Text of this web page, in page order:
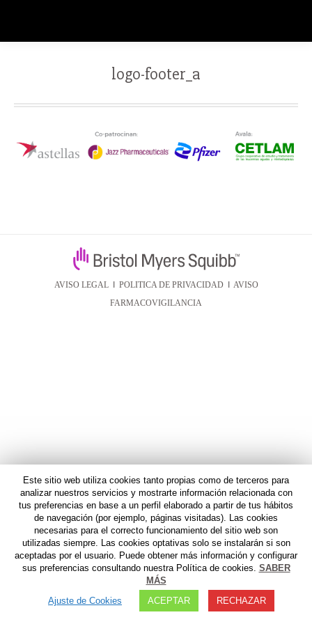
logo-footer_a
AVISO LEGAL POLITICA DE PRIVACIDAD
AVISO
FARMACOVIGILANCIA
Este sitio web utiliza cookies tanto propias como de terceros para
analizar nuestros servicios y mostrarte información relacionada con
tus preferencias en base a un perfil elaborado a partir de tus hábitos
de navegación (por ejemplo, páginas visitadas). Las cookies
necesarias para el correcto funcionamiento del sitio web son
utilizadas siempre. Las cookies optativas solo se instalarán si son
aceptadas por el usuario. Puede obtener más información y configurar
sus preferencias consultando nuestra Política de cookies. SABER
MÁS
Ajuste de Cookies
ACEPTAR RECHAZAR